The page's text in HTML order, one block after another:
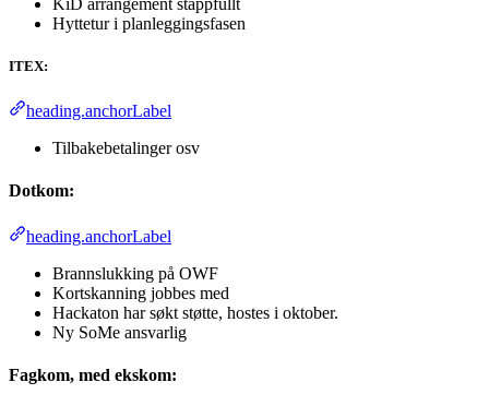
Hyttetur i planleggingsfasen
ITEX:
heading.anchorLabel
Tilbakebetalinger osv
Dotkom:
heading.anchorLabel
Brannslukking på OWF
Kortskanning jobbes med
Hackaton har søkt støtte, hostes i oktober.
Ny SoMe ansvarlig
Fagkom, med ekskom: